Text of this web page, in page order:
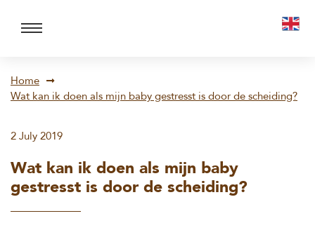
Home
Wat kan ik doen als mijn baby gestresst is door de scheiding?
2 July 2019
Wat kan ik doen als mijn baby
gestresst is door de scheiding?